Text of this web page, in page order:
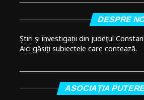
DESPRE
Știri și investigații din județul
Aici găsiți subiectele care contează.
ASOCIAȚIA